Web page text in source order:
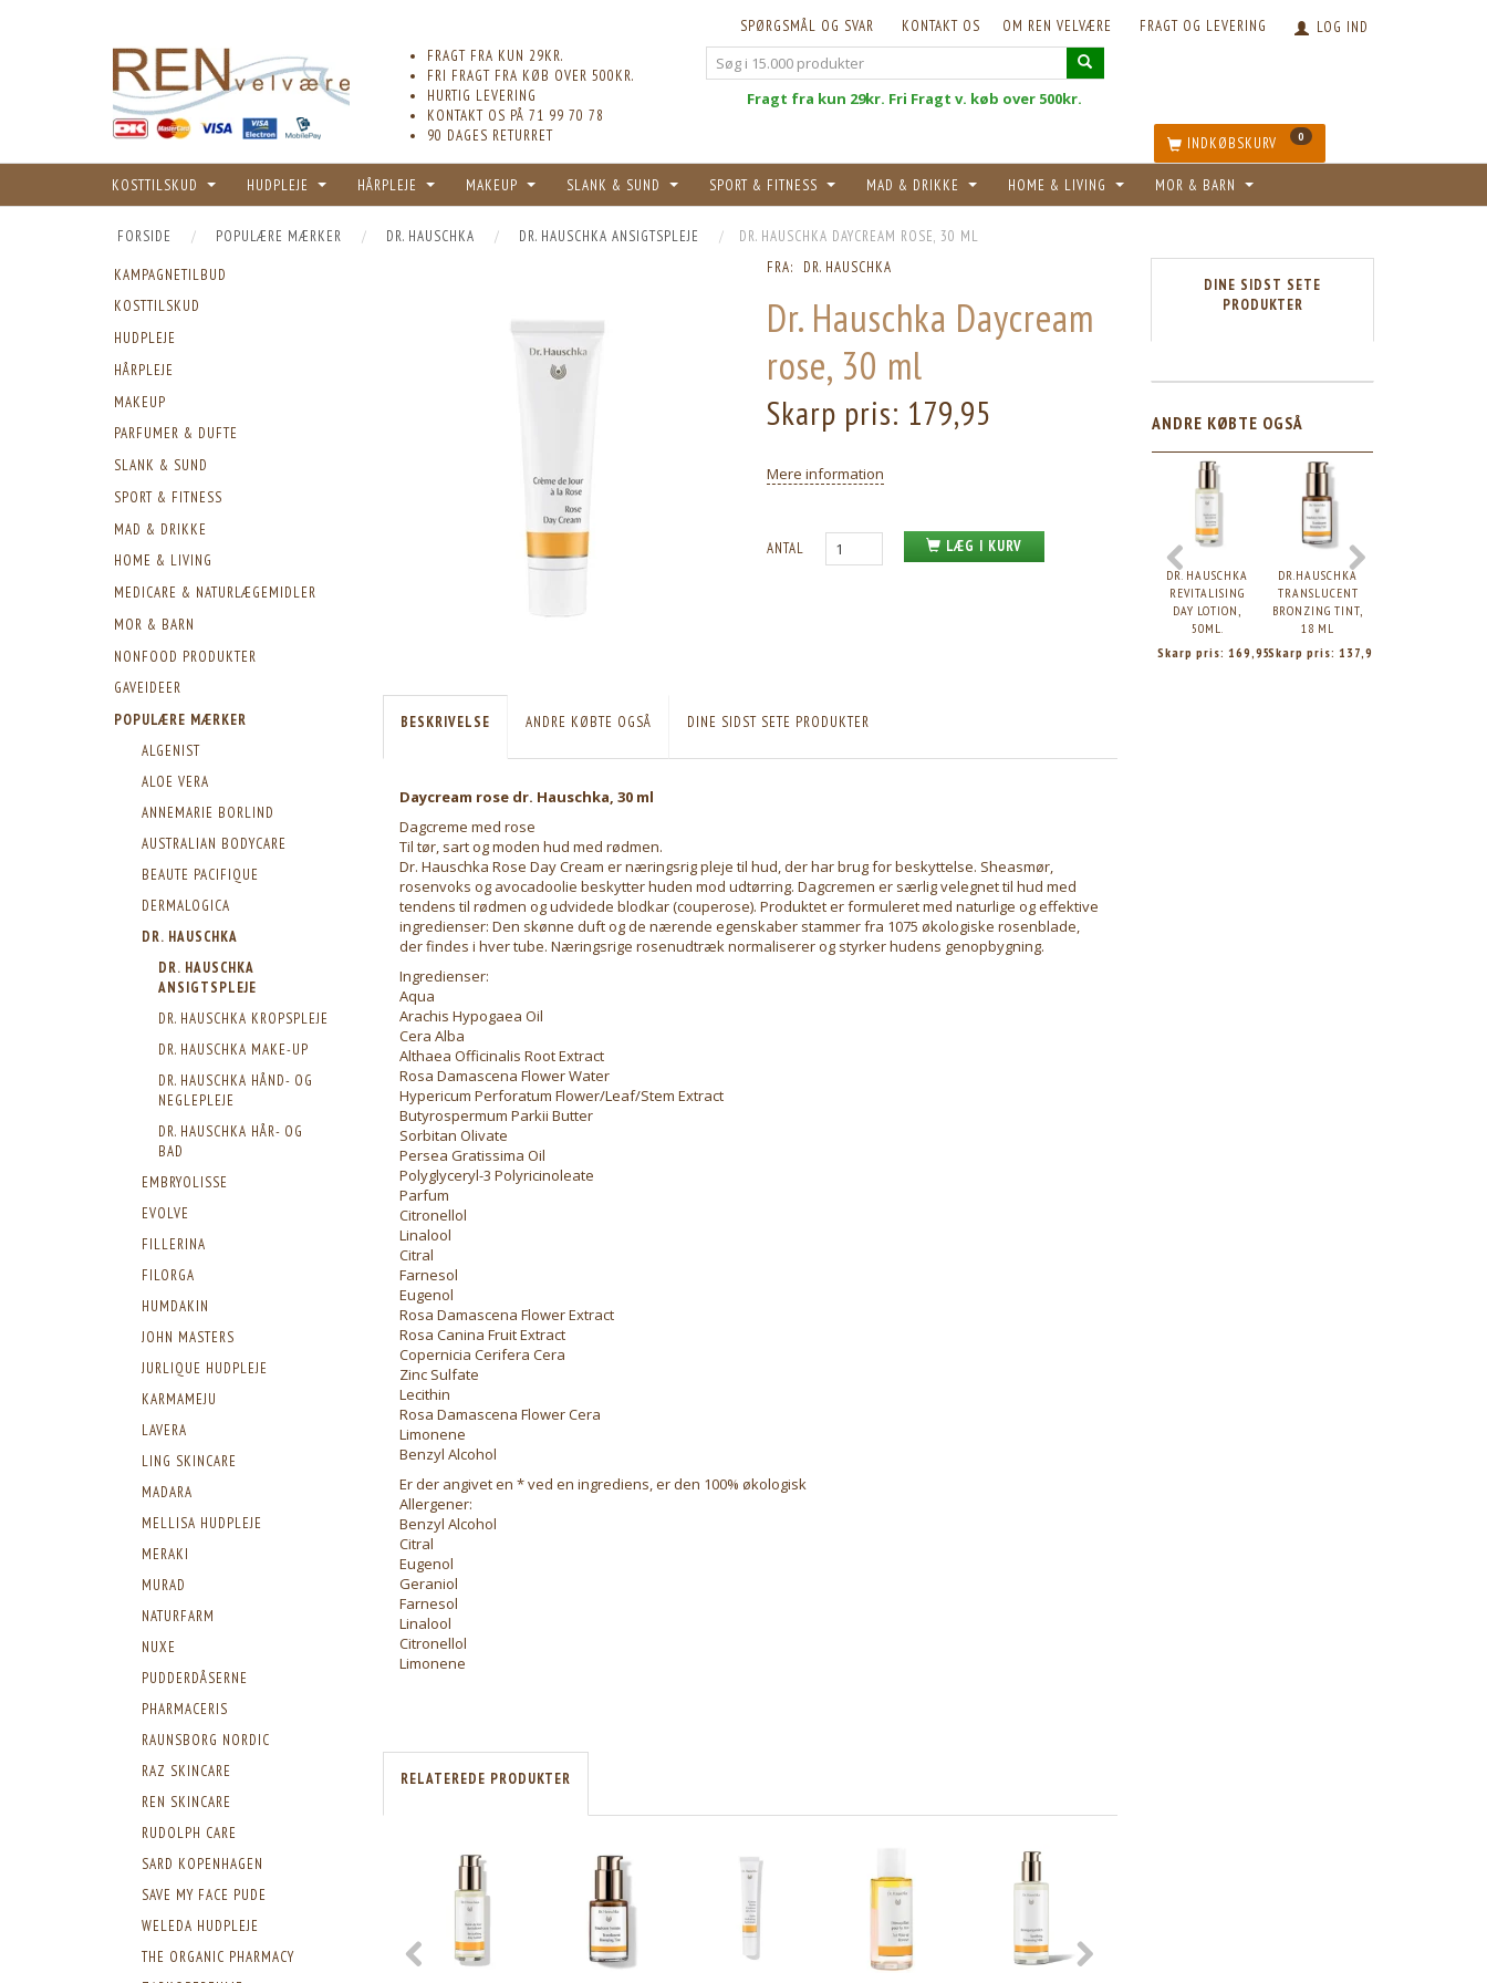
LOG IND
FRAGT OG LEVERING
OM REN VELVÆRE
KONTAKT OS
SPØRGSMÅL OG SVAR
FRAGT FRA KUN 29KR.
FRI FRAGT FRA KØB OVER 500KR.
HURTIG LEVERING
KONTAKT OS PÅ 71 99 70 78
90 DAGES RETURRET
Fragt fra kun 29kr. Fri Fragt v. køb over 500kr.
INDKØBSKURV 0
KOSTTILSKUD HUDPLEJE HÅRPLEJE MAKEUP SLANK & SUND SPORT & FITNESS MAD & DRIKKE HOME & LIVING MOR & BARN
FORSIDE POPULÆRE MÆRKER DR. HAUSCHKA DR. HAUSCHKA ANSIGTSPLEJE DR. HAUSCHKA DAYCREAM ROSE, 30 ML
KAMPAGNETILBUD
KOSTTILSKUD
HUDPLEJE
HÅRPLEJE
MAKEUP
PARFUMER & DUFTE
SLANK & SUND
SPORT & FITNESS
MAD & DRIKKE
HOME & LIVING
MEDICARE & NATURLÆGEMIDLER
MOR & BARN
NONFOOD PRODUKTER
GAVEIDEER
POPULÆRE MÆRKER
ALGENIST
ALOE VERA
ANNEMARIE BORLIND
AUSTRALIAN BODYCARE
BEAUTE PACIFIQUE
DERMALOGICA
DR. HAUSCHKA
DR. HAUSCHKA
ANSIGTSPLEJE
DR. HAUSCHKA KROPSPLEJE
DR. HAUSCHKA MAKE-UP
DR. HAUSCHKA HÅND- OG
NEGLEPLEJE
DR. HAUSCHKA HÅR- OG
BAD
EMBRYOLISSE
EVOLVE
FILLERINA
FILORGA
HUMDAKIN
JOHN MASTERS
JURLIQUE HUDPLEJE
KARMAMEJU
LAVERA
LING SKINCARE
MADARA
MELLISA HUDPLEJE
MERAKI
MURAD
NATURFARM
NUXE
PUDDERDÅSERNE
PHARMACERIS
RAUNSBORG NORDIC
RAZ SKINCARE
REN SKINCARE
RUDOLPH CARE
SARD KOPENHAGEN
SAVE MY FACE PUDE
WELEDA HUDPLEJE
THE ORGANIC PHARMACY
FRA: DR. HAUSCHKA
Dr. Hauschka Daycream
rose, 30 ml
Skarp pris: 179,95
Mere information
ANTAL LÆG I KURV
BESKRIVELSE ANDRE KØBTE OGSÅ DINE SIDST SETE PRODUKTER
Daycream rose dr. Hauschka, 30 ml
Dagcreme med rose
Til tør, sart og moden hud med rødmen.
Dr. Hauschka Rose Day Cream er næringsrig pleje til hud, der har brug for beskyttelse. Sheasmør,
rosenvoks og avocadoolie beskytter huden mod udtørring. Dagcremen er særlig velegnet til hud med
tendens til rødmen og udvidede blodkar (couperose). Produktet er formuleret med naturlige og effektive
ingredienser: Den skønne duft og de nærende egenskaber stammer fra 1075 økologiske rosenblade,
der findes i hver tube. Næringsrige rosenudtræk normaliserer og styrker hudens genopbygning.
Ingredienser:
Aqua
Arachis Hypogaea Oil
Cera Alba
Althaea Officinalis Root Extract
Rosa Damascena Flower Water
Hypericum Perforatum Flower/Leaf/Stem Extract
Butyrospermum Parkii Butter
Sorbitan Olivate
Persea Gratissima Oil
Polyglyceryl-3 Polyricinoleate
Parfum
Citronellol
Linalool
Citral
Farnesol
Eugenol
Rosa Damascena Flower Extract
Rosa Canina Fruit Extract
Copernicia Cerifera Cera
Zinc Sulfate
Lecithin
Rosa Damascena Flower Cera
Limonene
Benzyl Alcohol
Er der angivet en * ved en ingrediens, er den 100% økologisk
Allergener:
Benzyl Alcohol
Citral
Eugenol
Geraniol
Farnesol
Linalool
Citronellol
Limonene
RELATEREDE PRODUKTER
DINE SIDST SETE
PRODUKTER
ANDRE KØBTE OGSÅ
DR. HAUSCHKA
REVITALISING
DAY LOTION,
50ML.
Skarp pris:169,95
DR.HAUSCHKA
TRANSLUCENT
BRONZING TINT,
18 ML
Skarp pris:137,95